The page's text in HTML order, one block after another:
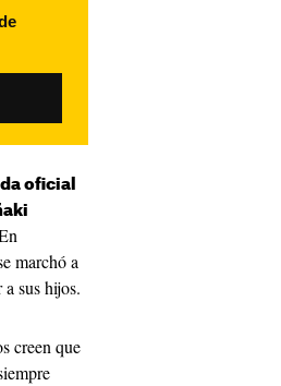
oficial
marchó a
sus hijos.
creen que